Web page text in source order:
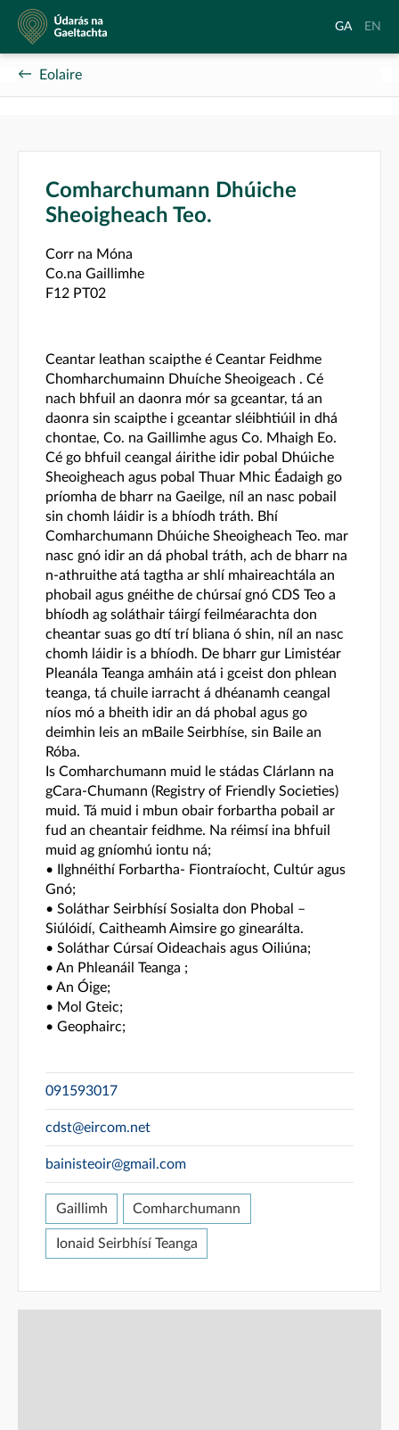
Údarás
na
Gaeltachta
Aistrigh
Gaeilge
GA
to
EN
Eolaire
Comharchumann Dhúiche
Sheoigheach Teo.
Corr na Móna
Co.na Gaillimhe
F12 PT02
Ceantar leathan scaipthe é Ceantar Feidhme
Chomharchumainn Dhuíche Sheoigeach . Cé
nach bhfuil an daonra mór sa gceantar, tá an
daonra sin scaipthe i gceantar sléibhtiúil in dhá
chontae, Co. na Gaillimhe agus Co. Mhaigh Eo.
Cé go bhfuil ceangal áirithe idir pobal Dhúiche
Sheoigheach agus pobal Thuar Mhic Éadaigh go
príomha de bharr na Gaeilge, níl an nasc pobail
sin chomh láidir is a bhíodh tráth. Bhí
Comharchumann Dhúiche Sheoigheach Teo. mar
nasc gnó idir an dá phobal tráth, ach de bharr na
n-athruithe atá tagtha ar shlí mhaireachtála an
phobail agus gnéithe de chúrsaí gnó CDS Teo a
bhíodh ag soláthair táirgí feilméarachta don
cheantar suas go dtí trí bliana ó shin, níl an nasc
chomh láidir is a bhíodh. De bharr gur Limistéar
Pleanála Teanga amháin atá i gceist don phlean
teanga, tá chuile iarracht á dhéanamh ceangal
níos mó a bheith idir an dá phobal agus go
deimhin leis an mBaile Seirbhíse, sin Baile an
Róba.
Is Comharchumann muid le stádas Clárlann na
gCara-Chumann (Registry of Friendly Societies)
muid. Tá muid i mbun obair forbartha pobail ar
fud an cheantair feidhme. Na réimsí ina bhfuil
muid ag gníomhú iontu ná;
• Ilghnéithí Forbartha- Fiontraíocht, Cultúr agus
Gnó;
• Soláthar Seirbhísí Sosialta don Phobal –
Siúlóidí, Caitheamh Aimsire go ginearálta.
• Soláthar Cúrsaí Oideachais agus Oiliúna;
• An Phleanáil Teanga ;
• An Óige;
• Mol Gteic;
• Geophairc;
091593017
cdst@eircom.net
bainisteoir@gmail.com
Gaillimh Comharchumann
Ionaid Seirbhísí Teanga